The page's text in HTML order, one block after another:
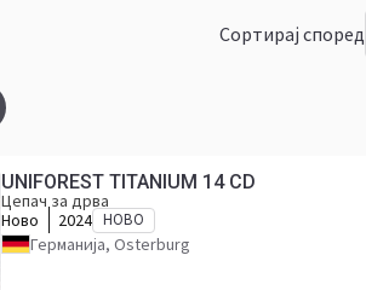
Сортирај според
UNIFOREST TITANIUM 14 CD
Цепач за дрва
Ново
2024 НОВО
Германија, Osterburg